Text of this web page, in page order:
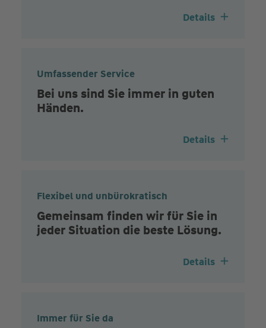
Details
Umfassender Service
Bei uns sind Sie immer in guten
Händen.
Details
Flexibel und unbürokratisch
Gemeinsam finden wir für Sie in
jeder Situation die beste Lösung.
Details
Immer für Sie da